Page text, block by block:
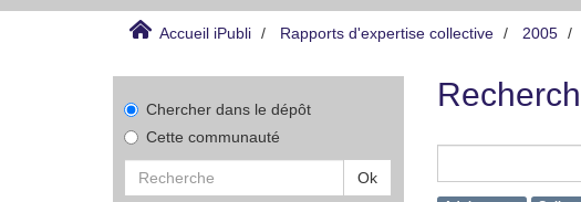
Accueil iPubli Rapports d'expertise collective 2005
Chercher dans le dépôt
Cette communauté
Ok